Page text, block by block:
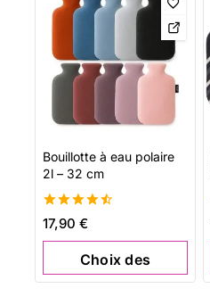
Bouillotte à eau polaire
2l – 32 cm
4.56
de 5
17,90 €
Choix des
options